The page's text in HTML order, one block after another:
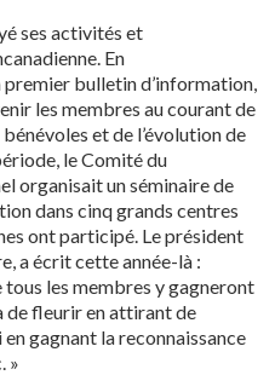
ses activités et
En
bulletin d’information,
les membres au courant de
et de l’évolution de
le Comité du
organisait un séminaire de
dans cinq grands centres
ont participé. Le président
a écrit cette année-là :
tous les membres y gagneront
de fleurir en attirant de
gagnant la reconnaissance
»